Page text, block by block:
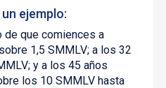
ejemplo:
de que comiences a
1,5 SMMLV; a los 32
y a los 45 años
los 10 SMMLV hasta